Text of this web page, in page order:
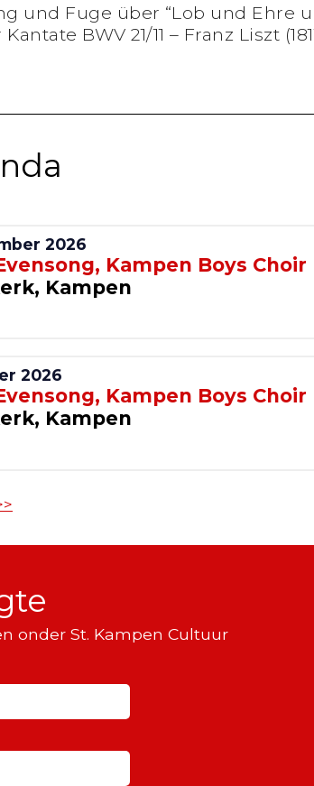
und Fuge über “Lob und Ehre
BWV 21/11 – Franz Liszt
2026
Kampen Boys Choir
Kampen
2026
Kampen Boys Choir
Kampen
onder St. Kampen Cultuur